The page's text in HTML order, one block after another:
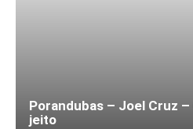
Porandubas – Joel Cruz –
jeito